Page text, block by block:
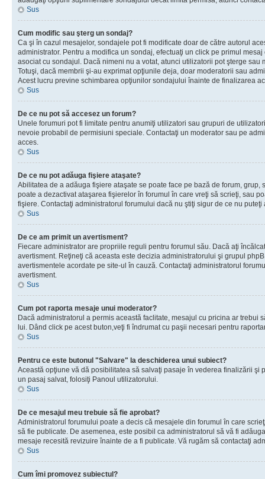
Sus
Cum modific sau şterg un sondaj?
Ca şi în cazul mesajelor, sondajele pot fi modificate doar de către autorul
administrator. Pentru a modifica un sondaj, efectuaţi un click pe primul
asociat cu sondajul. Dacă nimeni nu a votat, atunci utilizatorii pot şterge
Totuşi, dacă membrii şi-au exprimat opţiunile deja, doar moderatorii sau
Acest lucru previne schimbarea opţiunilor sondajului înainte de finalizarea
Sus
De ce nu pot să accesez un forum?
Unele forumuri pot fi limitate pentru anumiţi utilizatori sau grupuri de
nevoie probabil de permisiuni speciale. Contactaţi un moderator sau pe
acces.
Sus
De ce nu pot adăuga fişiere ataşate?
Abilitatea de a adăuga fişiere ataşate se poate face pe bază de forum, grup,
poate a dezactivat ataşarea fişierelor în forumul în care vreţi să scrieţi, sau
fişiere. Contactaţi administratorul forumului dacă nu ştiţi sigur de ce nu
Sus
De ce am primit un avertisment?
Fiecare administrator are propriile reguli pentru forumul său. Dacă aţi
avertisment. Reţineţi că aceasta este decizia administratorului şi grupul
avertismentele acordate pe site-ul în cauză. Contactaţi administratorul
avertisment.
Sus
Cum pot raporta mesaje unui moderator?
Dacă administratorul a permis această faclitate, mesajul cu pricina ar trebui
lui. Dând click pe acest buton,veţi fi îndrumat cu paşii necesari pentru
Sus
Pentru ce este butonul "Salvare" la deschiderea unui subiect?
Această opţiune vă dă posibilitatea să salvaţi pasaje în vederea finalizării şi
un pasaj salvat, folosiţi Panoul utilizatorului.
Sus
De ce mesajul meu trebuie să fie aprobat?
Administratorul forumului poate a decis că mesajele din forumul în care
să fie publicate. De asemenea, este posibil ca administratorul să vă fi
mesaje recesită revizuire înainte de a fi publicate. Vă rugăm să contactaţi
Sus
Cum îmi promovez subiectul?